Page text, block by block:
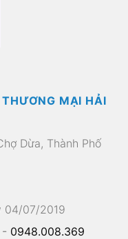
MẠI HẢI
Dừa, Thành Phố
04/07/2019
- 0948.008.369